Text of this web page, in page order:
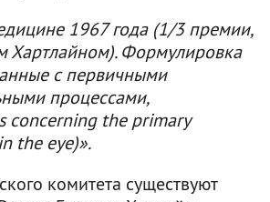
1967 года (1/3 премии,
Хартлайном). Формулировка
с первичными
процессами,
concerning the primary
the eye)».
комитета существуют